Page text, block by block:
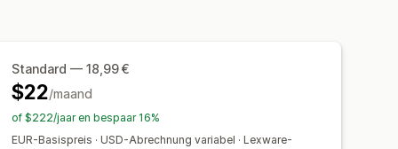
Transacties
Foutresolutie
Afdrukken en exporteren
nummering
Standard — 18,99 €
$22/maand
of $222/jaar en bespaar 16%
EUR-Basispreis · USD-Abrechnung variabel · Lexware-